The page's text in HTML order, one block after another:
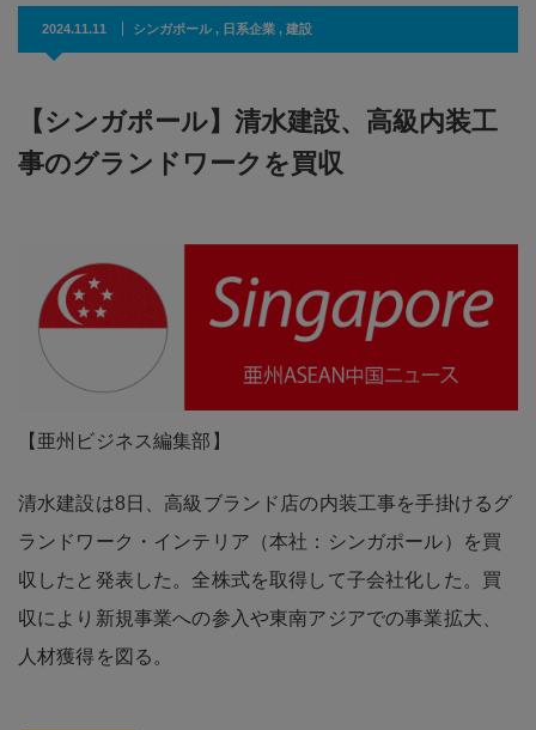
2024.11.11 シンガポール, 日系企業 , 建設
【シンガポール】清水建設、高級内装工
事のグランドワークを買収
【亜州ビジネス編集部】
清水建設は8日、高級ブランド店の内装工事を手掛けるグ
ランドワーク・インテリア（本社：シンガポール）を買
収したと発表した。全株式を取得して子会社化した。買
収により新規事業への参入や東南アジアでの事業拡大、
人材獲得を図る。